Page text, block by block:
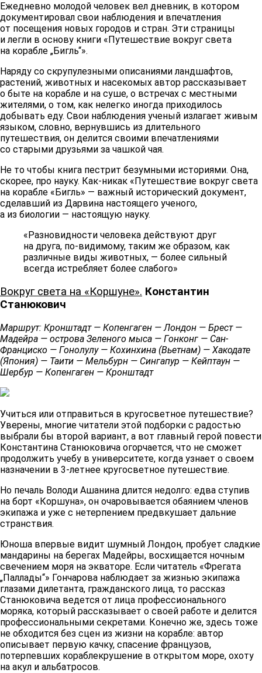
Ежедневно молодой человек вел дневник, в котором
документировал свои наблюдения и впечатления
от посещения новых городов и стран. Эти страницы
и легли в основу книги «Путешествие вокруг света
на корабле „Бигль“».
Наряду со скрупулезными описаниями ландшафтов,
растений, животных и насекомых автор рассказывает
о быте на корабле и на суше, о встречах с местными
жителями, о том, как нелегко иногда приходилось
добывать еду. Свои наблюдения ученый излагает живым
языком, словно, вернувшись из длительного
путешествия, он делится своими впечатлениями
со старыми друзьями за чашкой чая.
Не то чтобы книга пестрит безумными историями. Она,
скорее, про науку. Как-никак «Путешествие вокруг света
на корабле «Бигль» — важный исторический документ,
сделавший из Дарвина настоящего ученого,
а из биологии — настоящую науку.
«Разновидности человека действуют друг
на друга, по-видимому, таким же образом, как
различные виды животных, — более сильный
всегда истребляет более слабого»
Вокруг света на «Коршуне». Константин
Станюкович
Маршрут: Кронштадт — Копенгаген — Лондон — Брест —
Мадейра — острова Зеленого мыса — Гонконг — Сан-
Франциско — Гонолулу — Кохинхина (Вьетнам) — Хакодате
(Япония) — Таити — Мельбурн — Сингапур — Кейптаун —
Шербур — Копенгаген — Кронштадт
Учиться или отправиться в кругосветное путешествие?
Уверены, многие читатели этой подборки с радостью
выбрали бы второй вариант, а вот главный герой повести
Константина Станюковича огорчается, что не сможет
продолжить учебу в университете, когда узнает о своем
назначении в 3-летнее кругосветное путешествие.
Но печаль Володи Ашанина длится недолго: едва ступив
на борт «Коршуна», он очаровывается обаянием членов
экипажа и уже с нетерпением предвкушает дальние
странствия.
Юноша впервые видит шумный Лондон, пробует сладкие
мандарины на берегах Мадейры, восхищается ночным
свечением моря на экваторе. Если читатель «Фрегата
„Паллады“» Гончарова наблюдает за жизнью экипажа
глазами дилетанта, гражданского лица, то рассказ
Станюковича ведется от лица профессионального
моряка, который рассказывает о своей работе и делится
профессиональными секретами. Конечно же, здесь тоже
не обходится без сцен из жизни на корабле: автор
описывает первую качку, спасение французов,
потерпевших кораблекрушение в открытом море, охоту
на акул и альбатросов.